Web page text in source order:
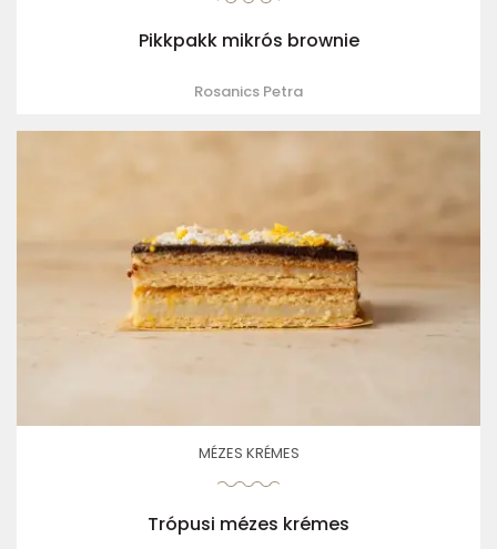
Pikkpakk mikrós brownie
Rosanics Petra
MÉZES KRÉMES
Trópusi mézes krémes